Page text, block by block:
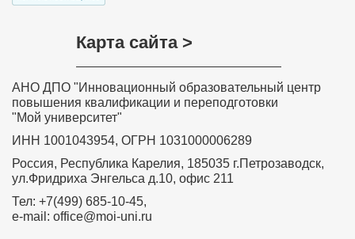
Карта сайта >
АНО ДПО "Инновационный образовательный центр
повышения квалификации и переподготовки
"Мой университет"
ИНН 1001043954, ОГРН 1031000006289
Россия, Республика Карелия, 185035 г.Петрозаводск,
ул.Фридриха Энгельса д.10, офис 211
Тел: +7(499) 685-10-45,
e-mail: office@moi-uni.ru